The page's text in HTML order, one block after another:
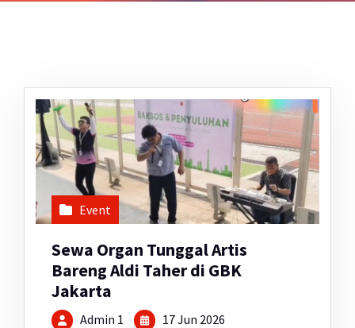
Event
Sewa Organ Tunggal Artis
Bareng Aldi Taher di GBK
Jakarta
Admin 1 17 Jun 2026